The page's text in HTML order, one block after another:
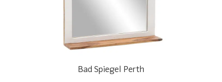
Bad Spiegel Perth